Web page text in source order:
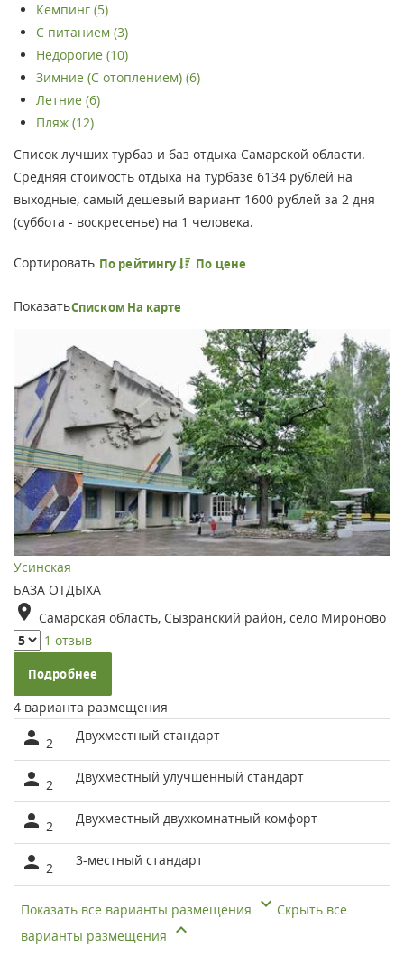
Кемпинг (5)
С питанием (3)
Недорогие (10)
Зимние (С отоплением) (6)
Летние (6)
Пляж (12)
Список лучших турбаз и баз отдыха Самарской области.
Средняя стоимость отдыха на турбазе 6134 рублей на
выходные, самый дешевый вариант 1600 рублей за 2 дня
(суббота - воскресенье) на 1 человека.
Сортировать По рейтингу По цене
ПоказатьСписком На карте
Усинская
БАЗА ОТДЫХА
Самарская область, Сызранский район, село Мироново
1 отзыв
Подробнее
4 варианта размещения
2 Двухместный стандарт
2 Двухместный улучшенный стандарт
2 Двухместный двухкомнатный комфорт
2 3-местный стандарт
Показать все варианты размещения
Скрыть все
варианты размещения